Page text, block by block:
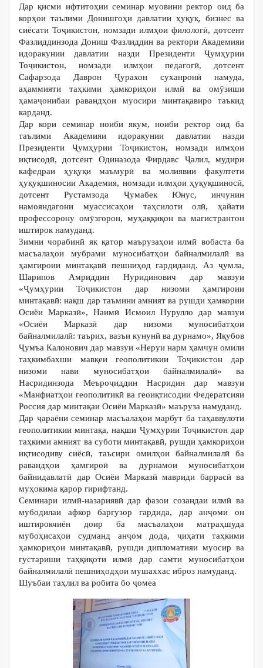
Дар қисми ифтитоҳии семинар муовини ректор оид ба
корҳои таълими Донишгоҳи давлатии ҳуқуқ, бизнес ва
сиёсати Тоҷикистон, номзади илмҳои филологӣ, дотсент
Фазлиддинзода Дониш Фазлиддин ва ректори Академияи
идоракунии давлатии назди Президенти Ҷумҳурии
Тоҷикистон, номзади илмҳои педагогӣ, дотсент
Сафарзода Даврон Ҷурахон суханронӣ намуда,
аҳаммияти таҳкими ҳамкориҳои илмӣ ва омӯзиши
ҳамаҷонибаи равандҳои муосири минтақавиро таъкид
карданд.
Дар кори семинар ноиби якум, ноиби ректор оид ба
таълими Академияи идоракунии давлатии назди
Президенти Ҷумҳурии Тоҷикистон, номзади илмҳои
иқтисодӣ, дотсент Одиназода Фирдавс Ҷалил, мудири
кафедраи ҳуқуқи маъмурӣ ва молиявии факултети
ҳуқуқшиносии Академия, номзади илмҳои ҳуқуқшиносӣ,
дотсент Рустамзода Ҷумабек Юнус, инчунин
намояндагони муассисаҳои таҳсилоти олӣ, ҳайати
профессорону омӯзгорон, муҳаққиқон ва магистрантон
иштирок намуданд.
Зимни чорабинӣ як қатор маърузаҳои илмӣ вобаста ба
масъалаҳои мубрами муносибатҳои байналмилалӣ ва
ҳамгироии минтақавӣ пешниҳод гардиданд. Аз ҷумла,
Шарипов Амриддин Нуридинович дар мавзуи
«Ҷумҳурии Тоҷикистон дар низоми ҳамгироии
минтақавӣ: нақш дар таъмини амният ва рушди ҳамкории
Осиёи Марказӣ», Наимӣ Исмоил Нурулло дар мавзуи
«Осиёи Марказӣ дар низоми муносибатҳои
байналмилалӣ: таърих, вазъи кунунӣ ва дурнамо», Яқубов
Ҷумъа Калонович дар мавзуи «Неруи нарм ҳамчун омили
таҳкимбахши мавқеи геополитикии Тоҷикистон дар
низоми нави муносибатҳои байналмилалӣ» ва
Насридинзода Меъроҷиддин Насридин дар мавзуи
«Манфиатҳои геополитикӣ ва геоиқтисодии Федератсияи
Россия дар минтақаи Осиёи Марказӣ» маъруза намуданд.
Дар ҷараёни семинар масъалаҳои марбут ба таҳаввулоти
геополитикии минтақа, нақши Ҷумҳурии Тоҷикистон дар
таҳкими амният ва суботи минтақавӣ, рушди ҳамкориҳои
иқтисодиву сиёсӣ, таъсири омилҳои байналмилалӣ ба
равандҳои ҳамгироӣ ва дурнамои муносибатҳои
байнидавлатӣ дар Осиёи Марказӣ мавриди баррасӣ ва
муҳокима қарор гирифтанд.
Семинари илмӣ-назариявӣ дар фазои созандаи илмӣ ва
мубодилаи афкор баргузор гардида, дар анҷоми он
иштирокчиён доир ба масъалаҳои матраҳшуда
мубоҳисаҳои судманд анҷом дода, ҷиҳати таҳкими
ҳамкориҳои минтақавӣ, рушди дипломатияи муосир ва
густариши таҳқиқоти илмӣ дар самти муносибатҳои
байналмилалӣ пешниҳодҳои мушаххас иброз намуданд.
Шуъбаи таҳлил ва робита бо ҷомеа